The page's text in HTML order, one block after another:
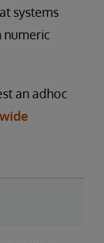
systems
numeric
an adhoc